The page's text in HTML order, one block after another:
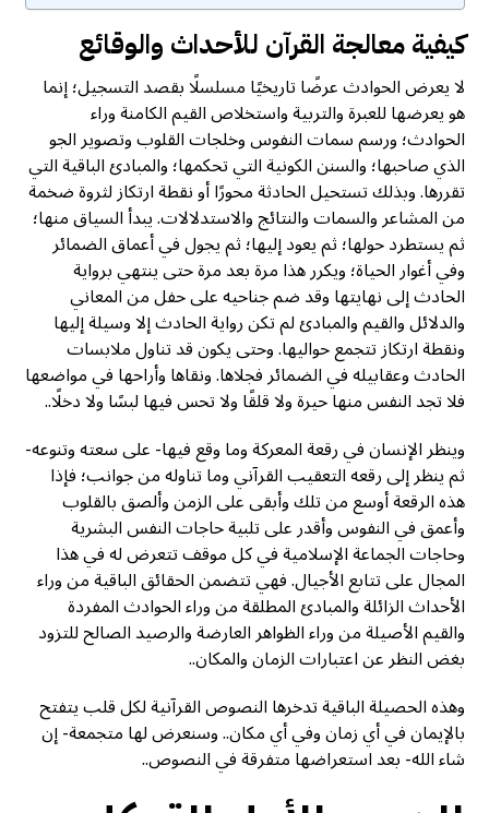
كيفية معالجة القرآن للأحداث والوقائع
لا يعرض الحوادث عرضًا تاريخيًا مسلسلًا بقصد التسجيل؛ إنما
هو يعرضها للعبرة والتربية واستخلاص القيم الكامنة وراء
الحوادث؛ ورسم سمات النفوس وخلجات القلوب وتصوير الجو
الذي صاحبها؛ والسنن الكونية التي تحكمها؛ والمبادئ الباقية التي
تقررها. وبذلك تستحيل الحادثة محورًا أو نقطة ارتكاز لثروة ضخمة
من المشاعر والسمات والنتائج والاستدلالات. يبدأ السياق منها؛
ثم يستطرد حولها؛ ثم يعود إليها؛ ثم يجول في أعماق الضمائر
وفي أغوار الحياة؛ ويكرر هذا مرة بعد مرة حتى ينتهي برواية
الحادث إلى نهايتها وقد ضم جناحيه على حفل من المعاني
والدلائل والقيم والمبادئ لم تكن رواية الحادث إلا وسيلة إليها
ونقطة ارتكاز تتجمع حواليها. وحتى يكون قد تناول ملابسات
الحادث وعقابيله في الضمائر فجلاها. ونقاها وأراحها في مواضعها
فلا تجد النفس منها حيرة ولا قلقًا ولا تحس فيها لبسًا ولا دخلًا..
وينظر الإنسان في رقعة المعركة وما وقع فيها- على سعته وتنوعه-
ثم ينظر إلى رقعه التعقيب القرآني وما تناوله من جوانب؛ فإذا
هذه الرقعة أوسع من تلك وأبقى على الزمن وألصق بالقلوب
وأعمق في النفوس وأقدر على تلبية حاجات النفس البشرية
وحاجات الجماعة الإسلامية في كل موقف تتعرض له في هذا
المجال على تتابع الأجيال. فهي تتضمن الحقائق الباقية من وراء
الأحداث الزائلة والمبادئ المطلقة من وراء الحوادث المفردة
والقيم الأصيلة من وراء الظواهر العارضة والرصيد الصالح للتزود
بغض النظر عن اعتبارات الزمان والمكان..
وهذه الحصيلة الباقية تدخرها النصوص القرآنية لكل قلب يتفتح
بالإيمان في أي زمان وفي أي مكان.. وسنعرض لها متجمعة- إن
شاء الله- بعد استعراضها متفرقة في النصوص..